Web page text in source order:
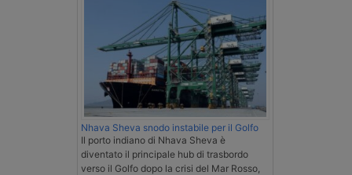
Nhava Sheva snodo instabile per il Golfo
Il porto indiano di Nhava Sheva è
diventato il principale hub di trasbordo
verso il Golfo dopo la crisi del Mar Rosso,